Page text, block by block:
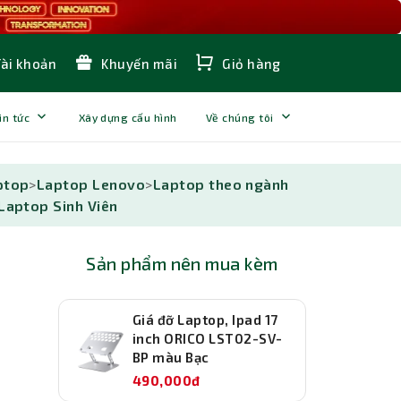
khoản Khuyến mãi Giỏ hàng
tức Xây dựng cấu hình Về chúng tôi
>Laptop Lenovo>Laptop theo ngành
Sinh Viên
Sản phẩm nên mua kèm
Giá đỡ Laptop, Ipad 17
inch ORICO LST02-SV-
BP màu Bạc
490,000đ